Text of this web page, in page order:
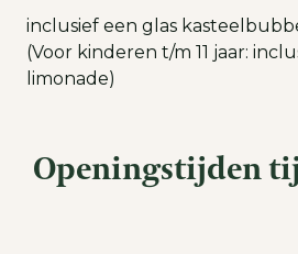
inclusief een glas
(Voor kinderen t/m 11 jaar:
limonade)
Openingstijden